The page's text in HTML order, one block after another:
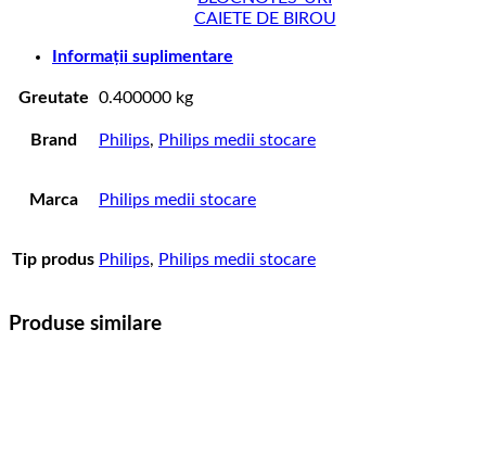
CAIETE DE BIROU
Informații suplimentare
Greutate 0.400000 kg
Brand Philips, Philips medii stocare
Marca Philips medii stocare
Tip produs Philips, Philips medii stocare
Produse similare